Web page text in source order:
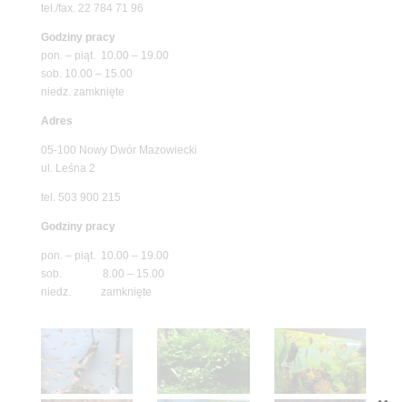
tel./fax. 22 784 71 96
Godziny pracy
pon. – piąt. 10.00 – 19.00
sob. 10.00 – 15.00
niedz. zamknięte
Adres
05-100 Nowy Dwór Mazowiecki
ul. Leśna 2
tel. 503 900 215
Godziny pracy
pon. – piąt. 10.00 – 19.00
sob. 8.00 – 15.00
niedz. zamknięte